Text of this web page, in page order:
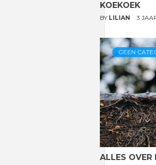
KOEKOEK
BY LILIAN 3
GEEN
ALLES OVER